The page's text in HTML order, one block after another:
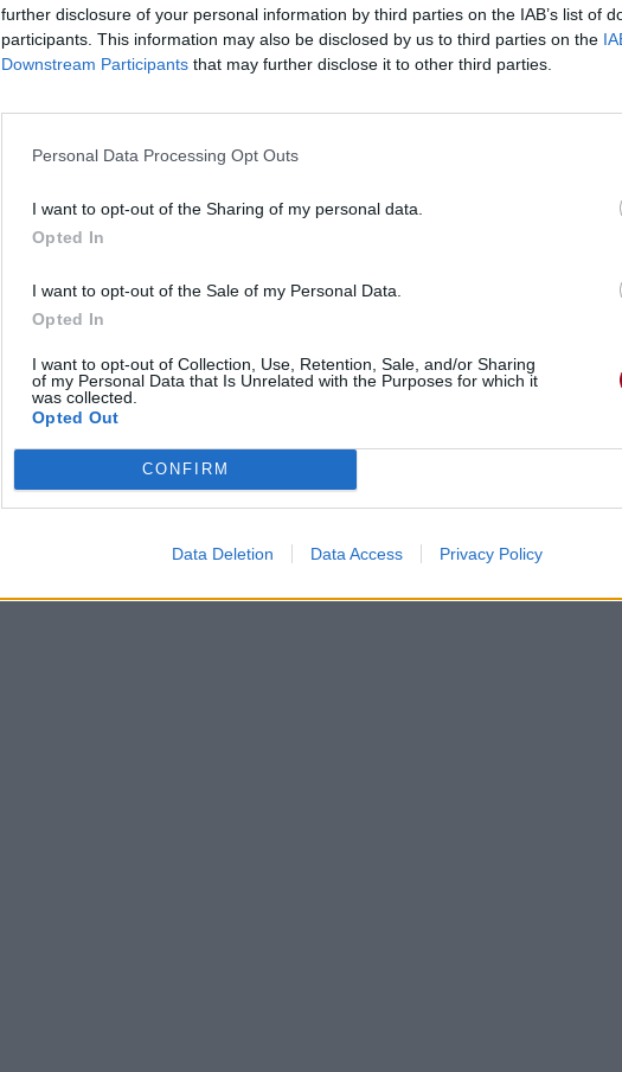
further disclosure of your personal information by third parties on the IAB’s list of
participants. This information may also be disclosed by us to third parties on the
Downstream Participants that may further disclose it to other third parties.
Personal Data Processing Opt Outs
I want to opt-out of the Sharing of my personal data.
Opted In
I want to opt-out of the Sale of my Personal Data.
Opted In
I want to opt-out of Collection, Use, Retention, Sale, and/or Sharing
of my Personal Data that Is Unrelated with the Purposes for which it
was collected.
Opted Out
CONFIRM
Data Deletion Data Access Privacy Policy